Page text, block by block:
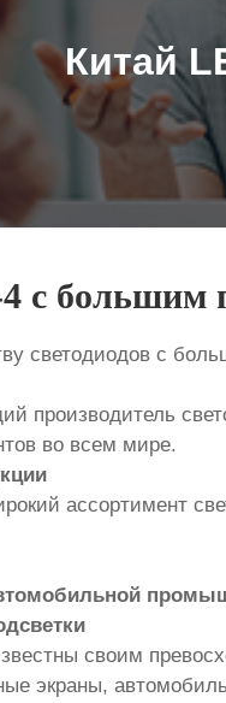
Китай
с большим
светодиодов с
производитель
во всем мире.
ассортимент
своим
экраны,